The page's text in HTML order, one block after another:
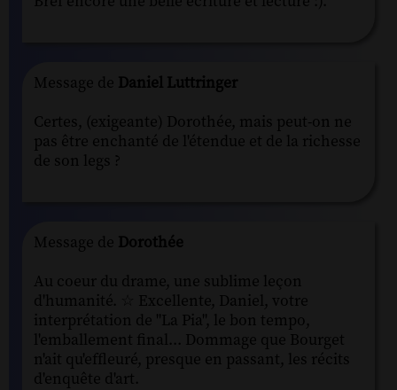
Message de Daniel Luttringer
Certes, (exigeante) Dorothée, mais peut-on ne
pas être enchanté de l'étendue et de la richesse
de son legs ?
Message de Dorothée
Au coeur du drame, une sublime leçon
d'humanité. ☆ Excellente, Daniel, votre
interprétation de "La Pia", le bon tempo,
l'emballement final... Dommage que Bourget
n'ait qu'effleuré, presque en passant, les récits
d'enquête d'art.